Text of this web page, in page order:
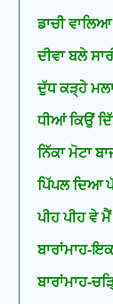
ਡਾਚੀ
ਦੀਵਾ ਬਲੇ
ਦੁੱਧ ਕੜ੍ਹੇ
ਧੀਆਂ ਕਿਉਂ
ਨਿੱਕਾ ਮੋਟਾ
ਪਿੱਪਲ ਦਿਆ
ਪੀਹ ਪੀਹ ਵੇ
ਬਾਰਾਂਮਾਹ-
ਬਾਰਾਂਮਾਹ-